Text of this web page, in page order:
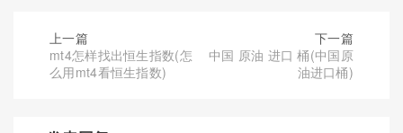
上一篇
mt4怎样找出恒生指数(怎
么用mt4看恒生指数)
下一篇
中国 原油 进口 桶(中国原
油进口桶)